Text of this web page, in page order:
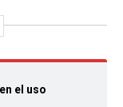
el uso